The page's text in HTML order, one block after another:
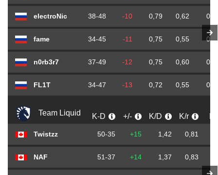
electroNic 38-48 -10 0,79 0,62
fame 34-45 -11 0,75 0,55
n0rb3r7 37-49 -12 0,75 0,60
FL1T 34-47 -13 0,72 0,55
Team Liquid K-D +/- K/D K/r
Twistzz 50-35 +15 1,42 0,81
NAF 51-37 +14 1,37 0,83